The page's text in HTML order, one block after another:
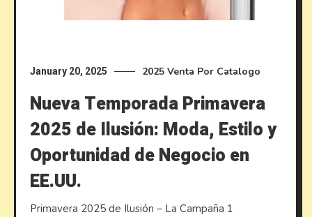
January 20, 2025 2025 Venta Por Catalogo
Nueva Temporada Primavera
2025 de Ilusión: Moda, Estilo y
Oportunidad de Negocio en
EE.UU.
Primavera 2025 de Ilusión – La Campaña 1